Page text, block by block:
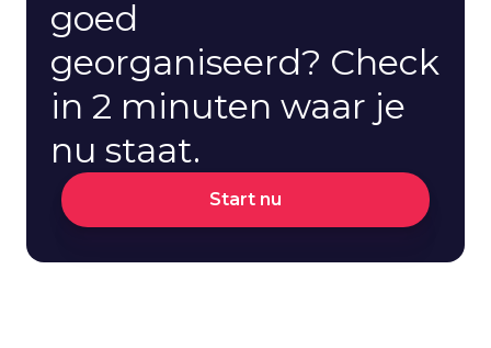
goed
georganiseerd? Check
in 2 minuten waar je
nu staat.
Start nu